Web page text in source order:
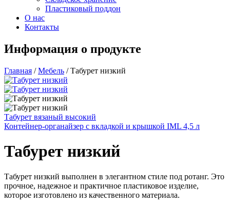
Пластиковый поддон
О нас
Контакты
Информация о продукте
Главная / Мебель /Табурет низкий
Табурет вязаный высокий
Контейнер-органайзер с вкладкой и крышкой IML 4,5 л
Табурет низкий
Табурет низкий выполнен в элегантном стиле под ротанг. Это
прочное, надежное и практичное пластиковое изделие,
которое изготовлено из качественного материала.